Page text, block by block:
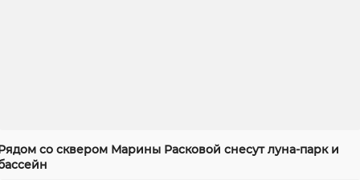
со сквером Марины Расковой снесут луна-парк и